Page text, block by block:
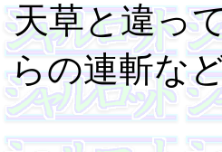
天草と違っ
らの連斬な